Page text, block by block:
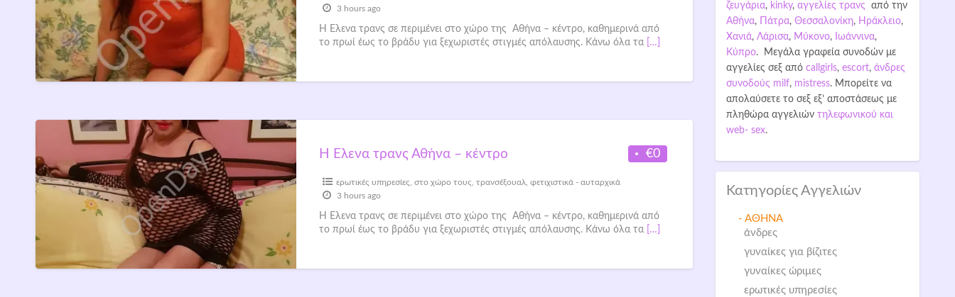
3 hours ago
Η Έλενα τρανς σε περιμένει στο χώρο της Αθήνα – κέντρο, καθημερινά από
το πρωί έως το βράδυ για ξεχωριστές στιγμές απόλαυσης. Κάνω όλα τα
[…]
€0
Η Έλενα τρανς Αθήνα – κέντρο
ερωτικές υπηρεσίες στο χώρο τους τρανσέξουαλ, φετιχιστικά - αυταρχικά
3 hours ago
Η Έλενα τρανς σε περιμένει στο χώρο της Αθήνα – κέντρο, καθημερινά από
το πρωί έως το βράδυ για ξεχωριστές στιγμές απόλαυσης. Κάνω όλα τα
[…]
ζευγάρια, kinky, αγγελίες τρανς από την
Αθήνα, Πάτρα, Θεσσαλονίκη, Ηράκλειο,
Χανιά, Λάρισα, Μύκονο, Ιωάννινα,
Κύπρο. Μεγάλα γραφεία συνοδών με
αγγελίες σεξ από callgirls, escort, άνδρες
συνοδούς milf, mistress. Μπορείτε να
απολαύσετε το σεξ εξ’ αποστάσεως με
πληθώρα αγγελιών τηλεφωνικού και
web- sex.
Κατηγορίες Αγγελιών
- ΑΘΗΝΑ
άνδρες
γυναίκες για βίζιτες
γυναίκες ώριμες
ερωτικές υπηρεσίες